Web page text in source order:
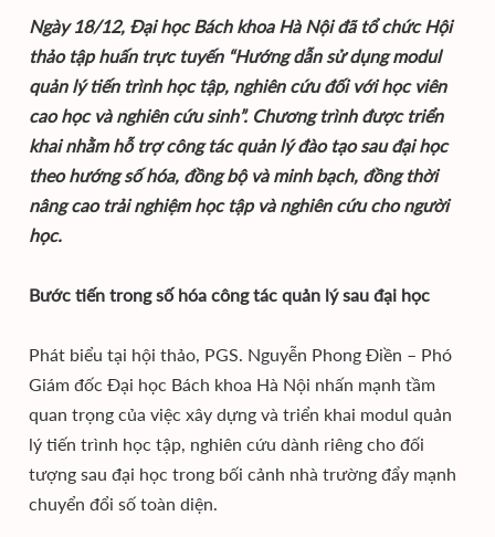
Ngày 18/12, Đại học Bách khoa Hà Nội đã tổ chức Hội
thảo tập huấn trực tuyến “Hướng dẫn sử dụng modul
quản lý tiến trình học tập, nghiên cứu đối với học viên
cao học và nghiên cứu sinh”. Chương trình được triển
khai nhằm hỗ trợ công tác quản lý đào tạo sau đại học
theo hướng số hóa, đồng bộ và minh bạch, đồng thời
nâng cao trải nghiệm học tập và nghiên cứu cho người
học.
Bước tiến trong số hóa công tác quản lý sau đại học
Phát biểu tại hội thảo, PGS. Nguyễn Phong Điền – Phó
Giám đốc Đại học Bách khoa Hà Nội nhấn mạnh tầm
quan trọng của việc xây dựng và triển khai modul quản
lý tiến trình học tập, nghiên cứu dành riêng cho đối
tượng sau đại học trong bối cảnh nhà trường đẩy mạnh
chuyển đổi số toàn diện.